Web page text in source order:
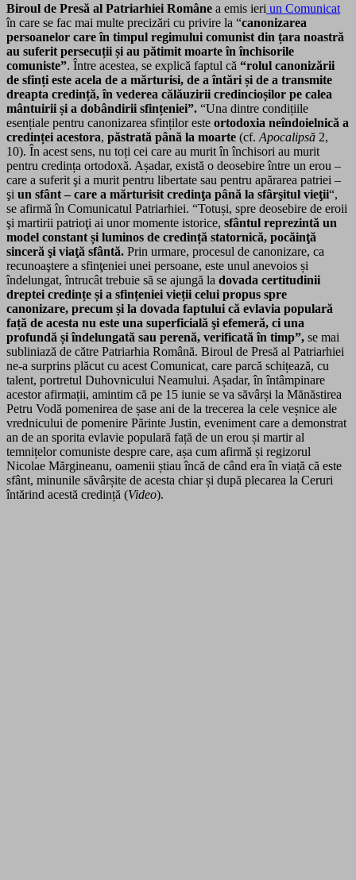
Biroul de Presă al Patriarhiei Române a emis ieri un Comunicat
în care se fac mai multe precizări cu privire la “canonizarea
persoanelor care în timpul regimului comunist din țara noastră
au suferit persecuții și au pătimit moarte în închisorile
comuniste”. Între acestea, se explică faptul că “rolul canonizării
de sfinți este acela de a mărturisi, de a întări și de a transmite
dreapta credință, în vederea călăuzirii credincioșilor pe calea
mântuirii și a dobândirii sfințeniei”. “Una dintre condițiile
esențiale pentru canonizarea sfinților este ortodoxia neîndoielnică a
credinței acestora, păstrată până la moarte (cf. Apocalipsă 2,
10). În acest sens, nu toți cei care au murit în închisori au murit
pentru credința ortodoxă. Așadar, există o deosebire între un erou –
care a suferit şi a murit pentru libertate sau pentru apărarea patriei –
şi un sfânt – care a mărturisit credinţa până la sfârşitul vieţii“,
se afirmă în Comunicatul Patriarhiei. “Totuși, spre deosebire de eroii
şi martirii patrioţi ai unor momente istorice, sfântul reprezintă un
model constant și luminos de credință statornică, pocăinţă
sinceră şi viaţă sfântă. Prin urmare, procesul de canonizare, ca
recunoaştere a sfinţeniei unei persoane, este unul anevoios și
îndelungat, întrucât trebuie să se ajungă la dovada certitudinii
dreptei credințe și a sfințeniei vieții celui propus spre
canonizare, precum și la dovada faptului că evlavia populară
față de acesta nu este una superficială şi efemeră, ci una
profundă și îndelungată sau perenă, verificată în timp”, se mai
subliniază de către Patriarhia Română. Biroul de Presă al Patriarhiei
ne-a surprins plăcut cu acest Comunicat, care parcă schițează, cu
talent, portretul Duhovnicului Neamului. Așadar, în întâmpinare
acestor afirmații, amintim că pe 15 iunie se va săvârși la Mănăstirea
Petru Vodă pomenirea de șase ani de la trecerea la cele veșnice ale
vrednicului de pomenire Părinte Justin, eveniment care a demonstrat
an de an sporita evlavie populară față de un erou și martir al
temnițelor comuniste despre care, așa cum afirmă și regizorul
Nicolae Mărgineanu, oamenii știau încă de când era în viață că este
sfânt, minunile săvârșite de acesta chiar și după plecarea la Ceruri
întărind acestă credință (Video).